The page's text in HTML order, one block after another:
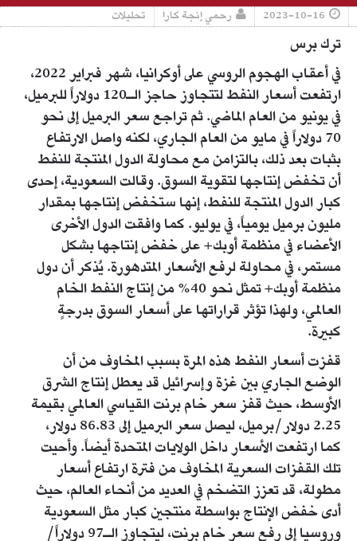
2023-10-16 رحمي إنجة كارا تحليلات
ترك برس
في أعقاب الهجوم الروسي على أوكرانيا، شهر فبراير 2022،
ارتفعت أسعار النفط لتتجاوز حاجز الـ120 دولاراً للبرميل،
في يونيو من العام الماضي. ثم تراجع سعر البرميل إلى نحو
70 دولاراً في مايو من العام الجاري، لكنه واصل الارتفاع
بثبات بعد ذلك، بالتزامن مع محاولة الدول المنتجة للنفط
أن تخفض إنتاجها لتقوية السوق. وقالت السعودية، إحدى
كبار الدول المنتجة للنفط، إنها ستخفض إنتاجها بمقدار
مليون برميل يومياً، في يوليو. كما وافقت الدول الأخرى
الأعضاء في منظمة أوبك+ على خفض إنتاجها بشكل
مستمر، في محاولة لرفع الأسعار المتدهورة. يُذكر أن دول
منظمة أوبك+ تمثل نحو 40% من إنتاج النفط الخام
العالمي، ولهذا تؤثر قراراتها على أسعار السوق بدرجةٍ
كبيرة.
قفزت أسعار النفط هذه المرة بسبب المخاوف من أن
الوضع الجاري بين غزة وإسرائيل قد يعطل إنتاج الشرق
الأوسط، حيث قفز سعر خام برنت القياسي العالمي بقيمة
2.25 دولار/برميل، ليصل سعر البرميل إلى 86.83 دولار،
كما ارتفعت الأسعار داخل الولايات المتحدة أيضاً. وأحيت
تلك القفزات السعرية المخاوف من فترة ارتفاع أسعار
مطولة، قد تعزز التضخم في العديد من أنحاء العالم، حيث
أدى خفض الإنتاج بواسطة منتجين كبار مثل السعودية
وروسيا إلى رفع سعر خام برنت، ليتجاوز الـ97 دولاراً/